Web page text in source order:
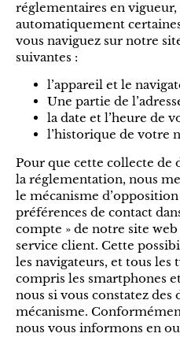
réglementaires en
automatiquement
vous naviguez sur notre
suivantes :
l’appareil et le
Une partie de
la date et l’heure de
l’historique de votre
Pour que cette collecte de
la réglementation, nous
le mécanisme
préférences de contact
compte » de notre site
service client. Cette
les navigateurs, et tous
compris les smartphones
nous si vous constatez
mécanisme.
nous vous informons en